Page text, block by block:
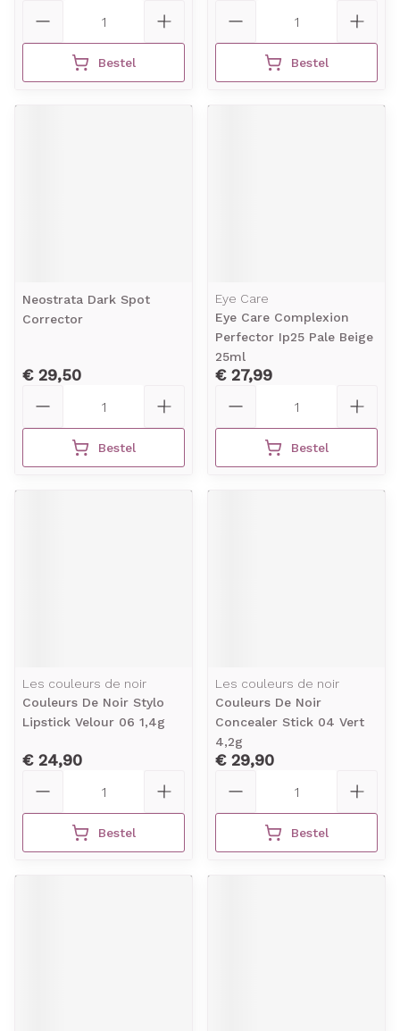
Bestel Bestel
Neostrata Dark Spot
Corrector
€ 29,50
Bestel
Eye Care
Eye Care Complexion
Perfector Ip25 Pale Beige
25ml
€ 27,99
Bestel
Les couleurs de noir
Couleurs De Noir Stylo
Lipstick Velour 06 1,4g
€ 24,90
Bestel
Les couleurs de noir
Couleurs De Noir
Concealer Stick 04 Vert
4,2g
€ 29,90
Bestel